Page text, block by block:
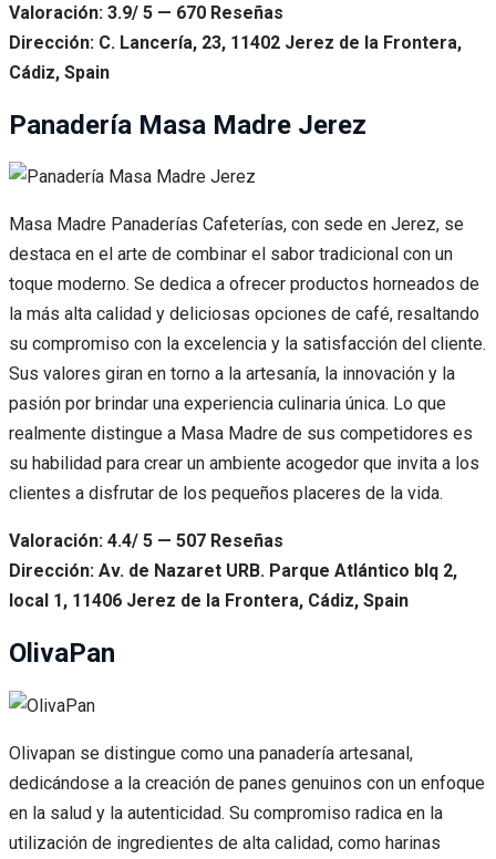
Valoración: 3.9/ 5 — 670 Reseñas
Dirección: C. Lancería, 23, 11402 Jerez de la Frontera,
Cádiz, Spain
Panadería Masa Madre Jerez
Masa Madre Panaderías Cafeterías, con sede en Jerez, se
destaca en el arte de combinar el sabor tradicional con un
toque moderno. Se dedica a ofrecer productos horneados de
la más alta calidad y deliciosas opciones de café, resaltando
su compromiso con la excelencia y la satisfacción del cliente.
Sus valores giran en torno a la artesanía, la innovación y la
pasión por brindar una experiencia culinaria única. Lo que
realmente distingue a Masa Madre de sus competidores es
su habilidad para crear un ambiente acogedor que invita a los
clientes a disfrutar de los pequeños placeres de la vida.
Valoración: 4.4/ 5 — 507 Reseñas
Dirección: Av. de Nazaret URB. Parque Atlántico blq 2,
local 1, 11406 Jerez de la Frontera, Cádiz, Spain
OlivaPan
Olivapan se distingue como una panadería artesanal,
dedicándose a la creación de panes genuinos con un enfoque
en la salud y la autenticidad. Su compromiso radica en la
utilización de ingredientes de alta calidad, como harinas